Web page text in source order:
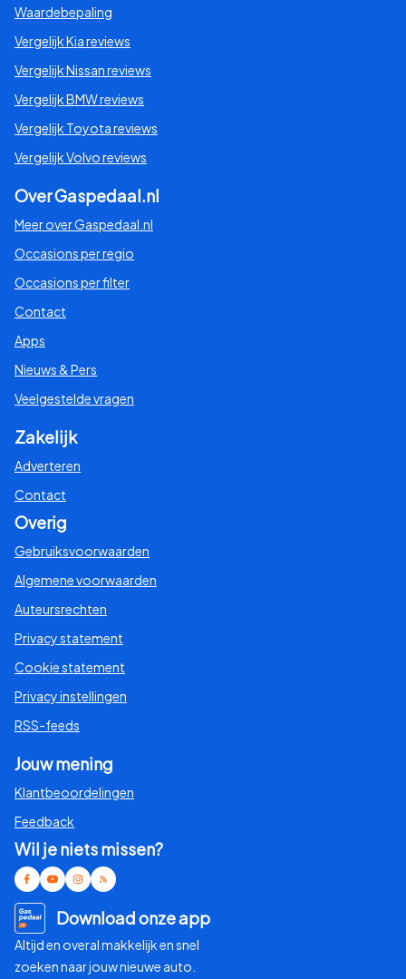
Waardebepaling
Vergelijk Kia reviews
Vergelijk Nissan reviews
Vergelijk BMW reviews
Vergelijk Toyota reviews
Vergelijk Volvo reviews
Over Gaspedaal.nl
Meer over Gaspedaal.nl
Occasions per regio
Occasions per filter
Contact
Apps
Nieuws & Pers
Veelgestelde vragen
Zakelijk
Adverteren
Contact
Overig
Gebruiksvoorwaarden
Algemene voorwaarden
Auteursrechten
Privacy statement
Cookie statement
Privacy instellingen
RSS-feeds
Jouw mening
Klantbeoordelingen
Feedback
Wil je niets missen?
Download onze app
Altijd en overal makkelijk en snel
zoeken naar jouw nieuwe auto.